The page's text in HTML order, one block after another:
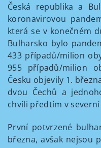
Česká republika a
koronavirovou
která se v konečném
Bulharsko bylo
433 případů/milion
955 případů/milion
Česku objevily 1.
dvou Čechů a
chvíli předtím v
První potvrzené
března, avšak nejsou